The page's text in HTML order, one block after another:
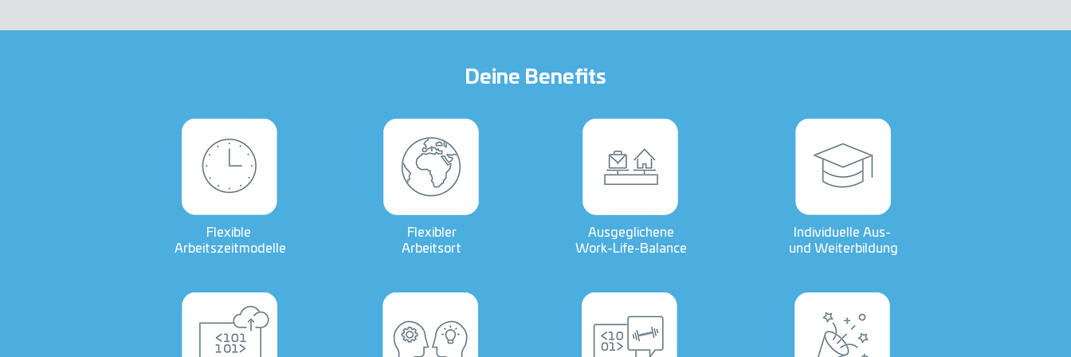
Deine Benefits
Flexible
Arbeitszeitmodelle
Flexibler
Arbeitsort
Ausgeglichene
Work-Life-Balance
Individuelle Aus-
und Weiterbildung